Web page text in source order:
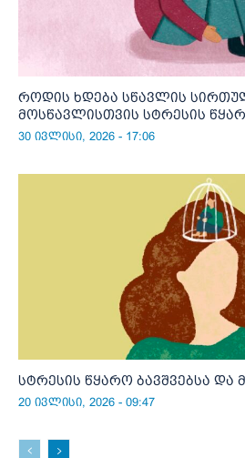
როდის ხდება სწავლის
მოსწავლისთვის სტრესის
30 ივლისი, 2026 - 17:06
სტრესის წყარო ბავშვებსა და
20 ივლისი, 2026 - 09:47